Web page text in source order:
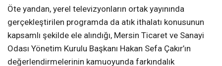
Öte yandan, yerel televizyonların ortak yayınında
gerçekleştirilen programda da atık ithalatı konusunun
kapsamlı şekilde ele alındığı, Mersin Ticaret ve Sanayi
Odası Yönetim Kurulu Başkanı Hakan Sefa Çakır’ın
değerlendirmelerinin kamuoyunda farkındalık